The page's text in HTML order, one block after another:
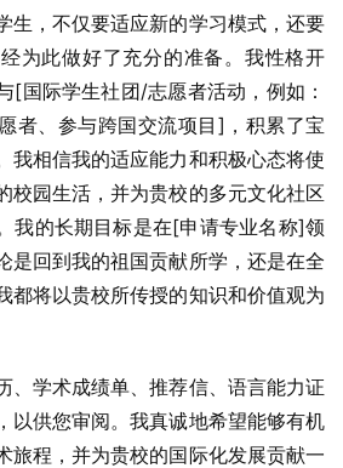
生，不仅要适应新的学习模式，还要
为此做好了充分的准备。我性格开
[国际学生社团/志愿者活动，例如：
者、参与跨国交流项目]，积累了宝
我相信我的适应能力和积极心态将使
校园生活，并为贵校的多元文化社区
我的长期目标是在[申请专业名称]领
是回到我的祖国贡献所学，还是在全
都将以贵校所传授的知识和价值观为
、学术成绩单、推荐信、语言能力证
以供您审阅。我真诚地希望能够有机
旅程，并为贵校的国际化发展贡献一